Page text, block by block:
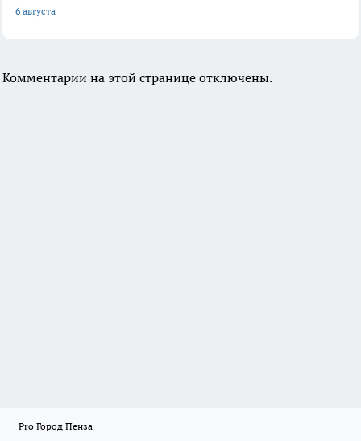
6 августа
Комментарии на этой странице отключены.
Pro Город Пенза